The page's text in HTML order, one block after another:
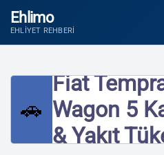
Ehlimo
EHLIYET REHBERI
🚗
Fiat
Wagon 5
& Yakıt